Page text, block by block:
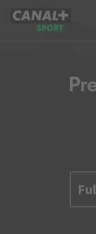
CANAL+ Sport